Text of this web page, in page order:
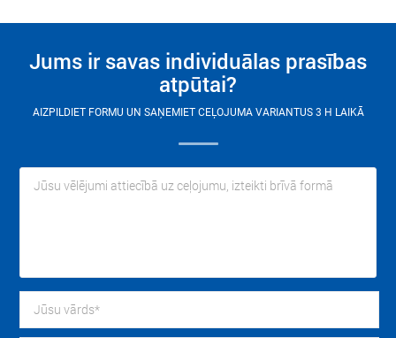
Jums ir savas individuālas prasības
atpūtai?
AIZPILDIET FORMU UN SAŅEMIET CEĻOJUMA VARIANTUS 3 H LAIKĀ